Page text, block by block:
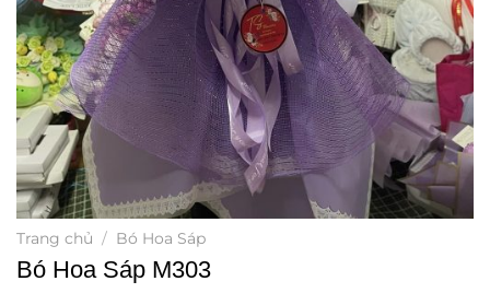
Trang chủ / Bó Hoa Sáp
Bó Hoa Sáp M303